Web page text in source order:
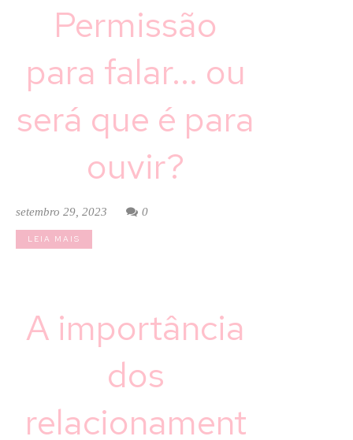
Permissão
para falar... ou
será que é para
ouvir?
setembro 29, 2023 0
LEIA MAIS
A importância
dos
relacionament